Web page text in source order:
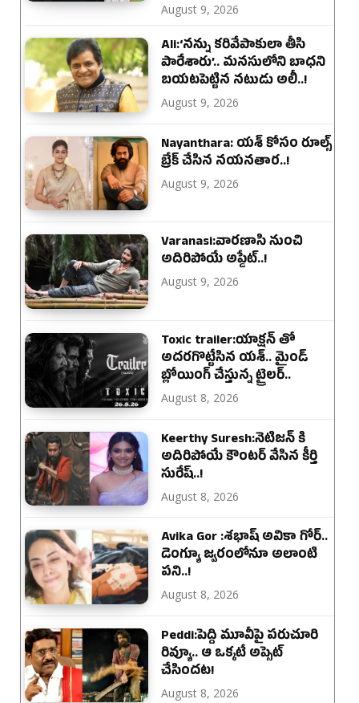
August 9, 2026
Ali:‘నన్ను కరివేపాకులా తీసి
పారేశారు’.. మనసులోని బాధని
బయటపెట్టిన నటుడు అలీ..!
August 9, 2026
Nayanthara: యశ్ కోసం రూల్స్
బ్రేక్ చేసిన నయనతార..!
August 9, 2026
Varanasi:వారణాసి నుంచి
అదిరిపోయే అప్డేట్..!
August 9, 2026
Toxic trailer:యాక్షన్ తో
అదరగొట్టేసిన యశ్.. మైండ్
బ్లోయింగ్ చేస్తున్న ట్రైలర్..
August 8, 2026
Keerthy Suresh:నెటిజన్ కి
అదిరిపోయే కౌంటర్ వేసిన కీర్తి
సురేష్..!
August 8, 2026
Avika Gor :శభాష్ అవికా గోర్‌..
డెంగ్యూ జ్వరంలోనూ అలాంటి
పని..!
August 8, 2026
Peddi:పెద్ది మూవీపై పరుచూరి
రివ్యూ.. ఆ ఒక్కటే అప్సెట్
చేసిందట!
August 8, 2026